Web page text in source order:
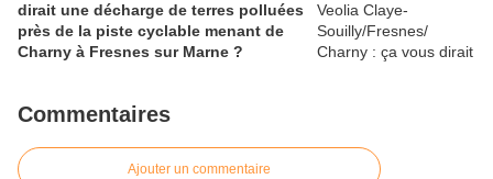
dirait une décharge de terres polluées
près de la piste cyclable menant de
Charny à Fresnes sur Marne ?
Commentaires
Ajouter un commentaire